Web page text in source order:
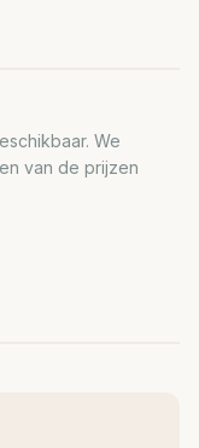
We
van de prijzen